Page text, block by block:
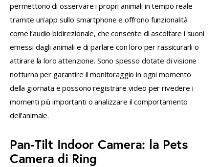
permettono di osservare i propri animali in tempo reale
tramite un’app sullo smartphone e offrono funzionalità
come l’audio bidirezionale, che consente di ascoltare i suoni
emessi dagli animali e di parlare con loro per rassicurarli o
attirare la loro attenzione. Sono spesso dotate di visione
notturna per garantire il monitoraggio in ogni momento
della giornata e possono registrare video per rivedere i
momenti più importanti o analizzare il comportamento
dell’animale.
Pan-Tilt Indoor Camera: la Pets
Camera di Ring